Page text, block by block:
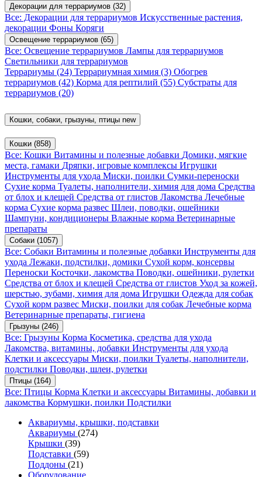
Декорации для террариумов (32)
Все: Декорации для террариумов Искусственные растения,
декорации Фоны Коряги
Освещение террариумов (65)
Все: Освещение террариумов Лампы для террариумов
Светильники для террариумов
Террариумы (24) Террариумная химия (3) Обогрев
террариумов (42) Корма для рептилий (55) Субстраты для
террариумов (20)
Кошки, собаки, грызуны, птицы new
Кошки (858)
Все: Кошки Витамины и полезные добавки Домики, мягкие
места, гамаки Дряпки, игровые комплексы Игрушки
Инструменты для ухода Миски, поилки Сумки-переноски
Сухие корма Туалеты, наполнители, химия для дома Средства
от блох и клещей Средства от глистов Лакомства Лечебные
корма Сухие корма развес Шлеи, поводки, ошейники
Шампуни, кондиционеры Влажные корма Ветеринарные
препараты
Собаки (1057)
Все: Собаки Витамины и полезные добавки Инструменты для
ухода Лежаки, подстилки, домики Сухой корм, консервы
Переноски Косточки, лакомства Поводки, ошейники, рулетки
Средства от блох и клещей Средства от глистов Уход за кожей,
шерстью, зубами, химия для дома Игрушки Одежда для собак
Сухой корм развес Миски, поилки для собак Лечебные корма
Ветеринарные препараты, гигиена
Грызуны (246)
Все: Грызуны Корма Косметика, средства для ухода
Лакомства, витамины, добавки Инструменты для ухода
Клетки и аксессуары Миски, поилки Туалеты, наполнители,
подстилки Поводки, шлеи, рулетки
Птицы (164)
Все: Птицы Корма Клетки и аксессуары Витамины, добавки и
лакомства Кормушки, поилки Подстилки
Аквариумы, крышки, подставки
Аквариумы (274)
Крышки (39)
Подставки (59)
Поддоны (21)
Оборудование